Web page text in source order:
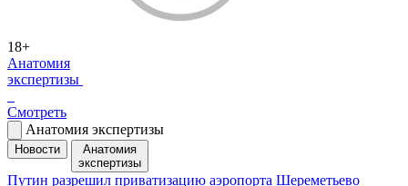
18+
Анатомия
экспертизы
Смотреть
Анатомия экспертизы
Новости
Анатомия
экспертизы
Путин разрешил приватизацию аэропорта Шереметьево